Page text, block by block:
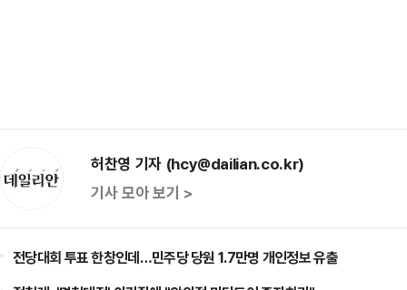
허찬영 기자 (hcy@dailian.co.kr)
기사 모아 보기 >
전당대회 투표 한창인데…민주당 당원 1.7만명 개인정보 유출